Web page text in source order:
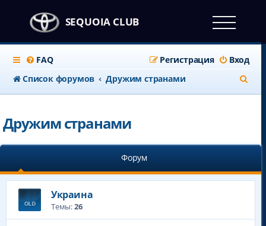
SEQUOIA CLUB
FAQ Вход
Регистрация
Список форумов
Дружим странами
о
Дружим странами
Форум
Украина
Темы:26